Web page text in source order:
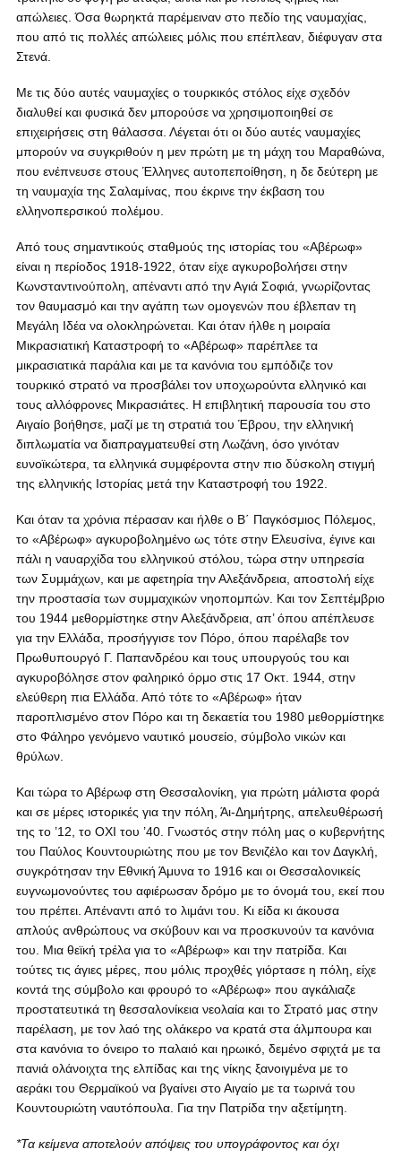
απώλειες. Όσα θωρηκτά παρέμειναν στο πεδίο της ναυμαχίας,
που από τις πολλές απώλειες μόλις που επέπλεαν, διέφυγαν στα
Στενά.
Με τις δύο αυτές ναυμαχίες ο τουρκικός στόλος είχε σχεδόν
διαλυθεί και φυσικά δεν μπορούσε να χρησιμοποιηθεί σε
επιχειρήσεις στη θάλασσα. Λέγεται ότι οι δύο αυτές ναυμαχίες
μπορούν να συγκριθούν η μεν πρώτη με τη μάχη του Μαραθώνα,
που ενέπνευσε στους Έλληνες αυτοπεποίθηση, η δε δεύτερη με
τη ναυμαχία της Σαλαμίνας, που έκρινε την έκβαση του
ελληνοπερσικού πολέμου.
Από τους σημαντικούς σταθμούς της ιστορίας του «Αβέρωφ»
είναι η περίοδος 1918-1922, όταν είχε αγκυροβολήσει στην
Κωνσταντινούπολη, απέναντι από την Αγιά Σοφιά, γνωρίζοντας
τον θαυμασμό και την αγάπη των ομογενών που έβλεπαν τη
Μεγάλη Ιδέα να ολοκληρώνεται. Και όταν ήλθε η μοιραία
Μικρασιατική Καταστροφή το «Αβέρωφ» παρέπλεε τα
μικρασιατικά παράλια και με τα κανόνια του εμπόδιζε τον
τουρκικό στρατό να προσβάλει τον υποχωρούντα ελληνικό και
τους αλλόφρονες Μικρασιάτες. Η επιβλητική παρουσία του στο
Αιγαίο βοήθησε, μαζί με τη στρατιά του Έβρου, την ελληνική
διπλωματία να διαπραγματευθεί στη Λωζάνη, όσο γινόταν
ευνοϊκώτερα, τα ελληνικά συμφέροντα στην πιο δύσκολη στιγμή
της ελληνικής Ιστορίας μετά την Καταστροφή του 1922.
Και όταν τα χρόνια πέρασαν και ήλθε ο Β΄ Παγκόσμιος Πόλεμος,
το «Αβέρωφ» αγκυροβολημένο ως τότε στην Ελευσίνα, έγινε και
πάλι η ναυαρχίδα του ελληνικού στόλου, τώρα στην υπηρεσία
των Συμμάχων, και με αφετηρία την Αλεξάνδρεια, αποστολή είχε
την προστασία των συμμαχικών νηοπομπών. Και τον Σεπτέμβριο
του 1944 μεθορμίστηκε στην Αλεξάνδρεια, απ’ όπου απέπλευσε
για την Ελλάδα, προσήγγισε τον Πόρο, όπου παρέλαβε τον
Πρωθυπουργό Γ. Παπανδρέου και τους υπουργούς του και
αγκυροβόλησε στον φαληρικό όρμο στις 17 Οκτ. 1944, στην
ελεύθερη πια Ελλάδα. Από τότε το «Αβέρωφ» ήταν
παροπλισμένο στον Πόρο και τη δεκαετία του 1980 μεθορμίστηκε
στο Φάληρο γενόμενο ναυτικό μουσείο, σύμβολο νικών και
θρύλων.
Και τώρα το Αβέρωφ στη Θεσσαλονίκη, για πρώτη μάλιστα φορά
και σε μέρες ιστορικές για την πόλη, Άι-Δημήτρης, απελευθέρωσή
της το ’12, το ΟΧΙ του ’40. Γνωστός στην πόλη μας ο κυβερνήτης
του Παύλος Κουντουριώτης που με τον Βενιζέλο και τον Δαγκλή,
συγκρότησαν την Εθνική Άμυνα το 1916 και οι Θεσσαλονικείς
ευγνωμονούντες του αφιέρωσαν δρόμο με το όνομά του, εκεί που
του πρέπει. Απέναντι από το λιμάνι του. Κι είδα κι άκουσα
απλούς ανθρώπους να σκύβουν και να προσκυνούν τα κανόνια
του. Μια θεϊκή τρέλα για το «Αβέρωφ» και την πατρίδα. Και
τούτες τις άγιες μέρες, που μόλις προχθές γιόρτασε η πόλη, είχε
κοντά της σύμβολο και φρουρό το «Αβέρωφ» που αγκάλιαζε
προστατευτικά τη θεσσαλονίκεια νεολαία και το Στρατό μας στην
παρέλαση, με τον λαό της ολάκερο να κρατά στα άλμπουρα και
στα κανόνια το όνειρο το παλαιό και ηρωικό, δεμένο σφιχτά με τα
πανιά ολάνοιχτα της ελπίδας και της νίκης ξανοιγμένα με το
αεράκι του Θερμαϊκού να βγαίνει στο Αιγαίο με τα τωρινά του
Κουντουριώτη ναυτόπουλα. Για την Πατρίδα την αξετίμητη.
*Τα κείμενα αποτελούν απόψεις του υπογράφοντος και όχι